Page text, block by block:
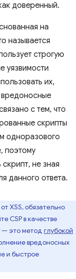
доверенный.
на
называется
строгую
уязвимости
их,
вредоносные
с тем, что
скрипты
одноразового
поэтому
не зная
данного ответа.
XSS, обязательно
CSP в качестве
— это метод глубокой
вредоносных
и быстрое